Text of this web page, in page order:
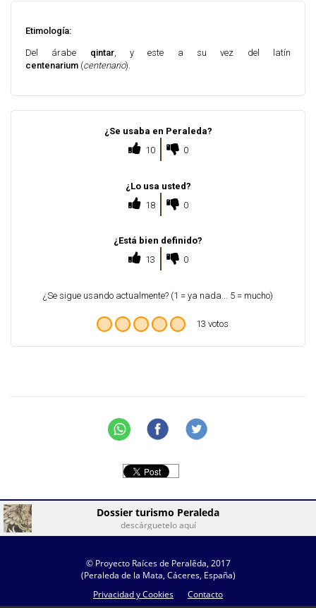
Etimología:
Del árabe qintar, y este a su vez del latín
centenarium (centenario).
¿Se usaba en Peraleda?
10
0
¿Lo usa usted?
18
0
¿Está bien definido?
13
0
¿Se sigue usando actualmente? (1 = ya nada... 5 = mucho)
13 votos
Dossier turismo Peraleda
descárguetelo aquí
© Proyecto Raíces de Peralêda, 2017
(Peraleda de la Mata, Cáceres, España)
Privacidad y Cookies
Contacto